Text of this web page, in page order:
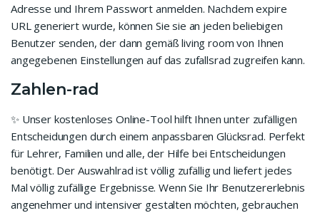
Adresse und Ihrem Passwort anmelden. Nachdem expire
URL generiert wurde, können Sie sie an jeden beliebigen
Benutzer senden, der dann gemäß living room von Ihnen
angegebenen Einstellungen auf das zufallsrad zugreifen kann.
Zahlen-rad
✨ Unser kostenloses Online-Tool hilft Ihnen unter zufälligen
Entscheidungen durch einem anpassbaren Glücksrad. Perfekt
für Lehrer, Familien und alle, der Hilfe bei Entscheidungen
benötigt. Der Auswahlrad ist völlig zufällig und liefert jedes
Mal völlig zufällige Ergebnisse. Wenn Sie Ihr Benutzererlebnis
angenehmer und intensiver gestalten möchten, gebrauchen